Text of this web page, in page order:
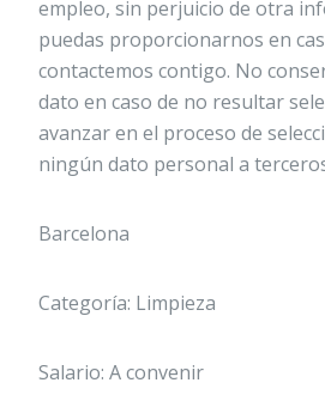
empleo, sin perjuicio de otra
puedas proporcionarnos en
contactemos contigo. No
dato en caso de no resultar
avanzar en el proceso de
ningún dato personal a
Barcelona
Categoría: Limpieza
Salario: A convenir